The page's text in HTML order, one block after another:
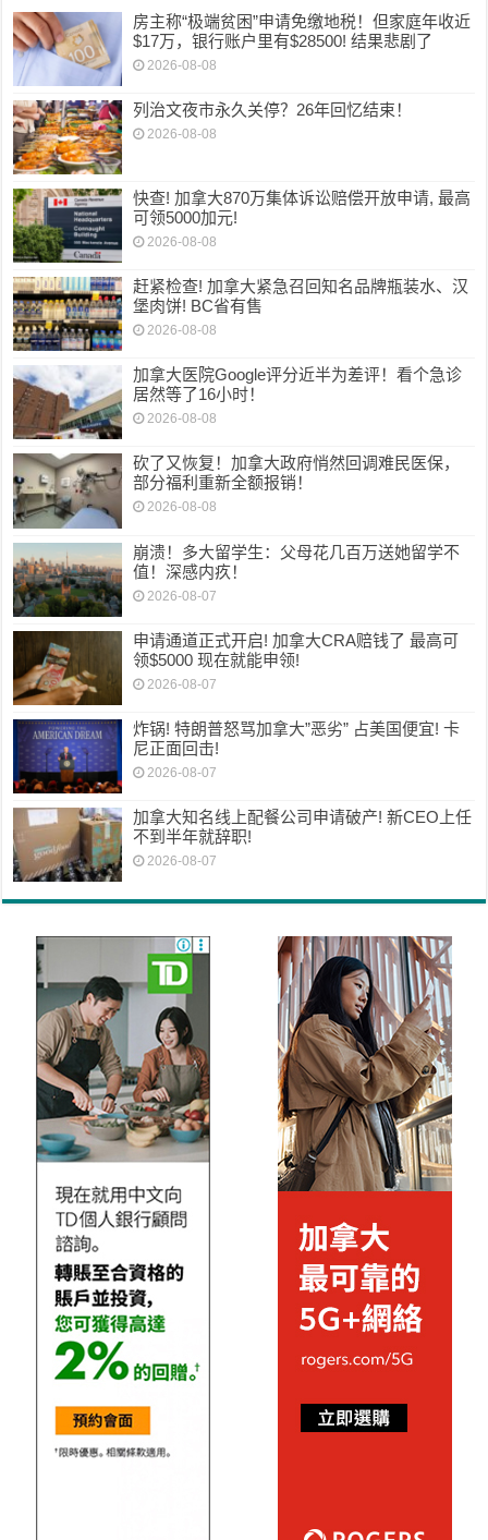
房主称“极端贫困”申请免缴地税！但家庭年收近
$17万，银行账户里有$28500! 结果悲剧了
2026-08-08
列治文夜市永久关停？26年回忆结束！
2026-08-08
快查! 加拿大870万集体诉讼赔偿开放申请, 最高
可领5000加元!
2026-08-08
赶紧检查! 加拿大紧急召回知名品牌瓶装水、汉
堡肉饼! BC省有售
2026-08-08
加拿大医院Google评分近半为差评！看个急诊
居然等了16小时！
2026-08-08
砍了又恢复！加拿大政府悄然回调难民医保，
部分福利重新全额报销！
2026-08-08
崩溃！多大留学生：父母花几百万送她留学不
值！深感内疚！
2026-08-07
申请通道正式开启! 加拿大CRA赔钱了 最高可
领$5000 现在就能申领!
2026-08-07
炸锅! 特朗普怒骂加拿大”恶劣” 占美国便宜! 卡
尼正面回击!
2026-08-07
加拿大知名线上配餐公司申请破产! 新CEO上任
不到半年就辞职!
2026-08-07